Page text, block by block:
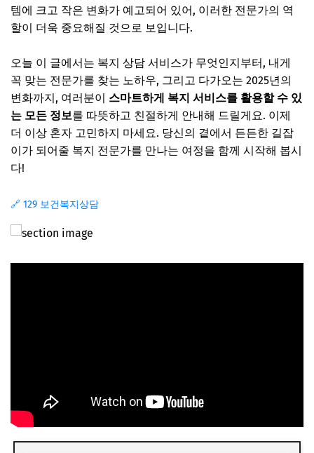
템에 크고 작은 변화가 예고되어 있어, 이러한 전문가의 역
할이 더욱 중요해질 것으로 보입니다.
오늘 이 글에서는 복지 상담 서비스가 무엇인지부터, 내게
꼭 맞는 전문가를 찾는 노하우, 그리고 다가오는 2025년의
변화까지, 여러분이 스마트하게 복지 서비스를 활용할 수 있
는 모든 정보를 따뜻하고 친절하게 안내해 드릴게요. 이제
더 이상 혼자 고민하지 마세요. 당신의 곁에서 든든한 길잡
이가 되어줄 복지 전문가를 만나는 여정을 함께 시작해 봅시
다!
🔗 129 보건복지상담